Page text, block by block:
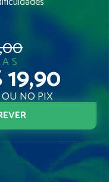
NO PIX